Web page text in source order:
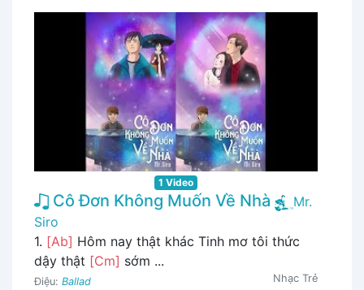
1 Video
Cô Đơn Không Muốn Về Nhà
Mr.
Siro
1. [Ab] Hôm nay thật khác Tinh mơ tôi thức
dậy thật [Cm] sớm ...
Điệu: Ballad Nhạc Trẻ